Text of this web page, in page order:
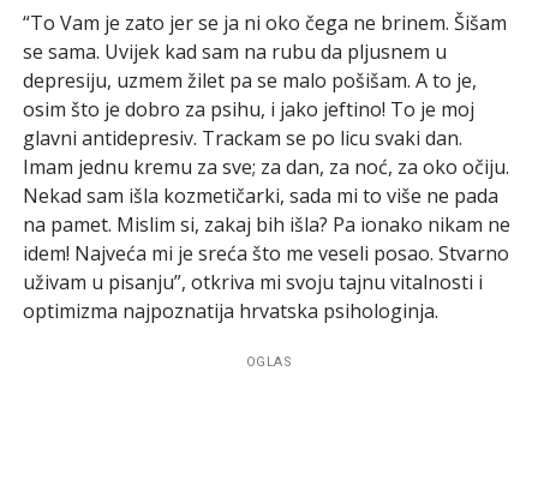
“To Vam je zato jer se ja ni oko čega ne brinem. Šišam
se sama. Uvijek kad sam na rubu da pljusnem u
depresiju, uzmem žilet pa se malo pošišam. A to je,
osim što je dobro za psihu, i jako jeftino! To je moj
glavni antidepresiv. Trackam se po licu svaki dan.
Imam jednu kremu za sve; za dan, za noć, za oko očiju.
Nekad sam išla kozmetičarki, sada mi to više ne pada
na pamet. Mislim si, zakaj bih išla? Pa ionako nikam ne
idem! Najveća mi je sreća što me veseli posao. Stvarno
uživam u pisanju”, otkriva mi svoju tajnu vitalnosti i
optimizma najpoznatija hrvatska psihologinja.
OGLAS